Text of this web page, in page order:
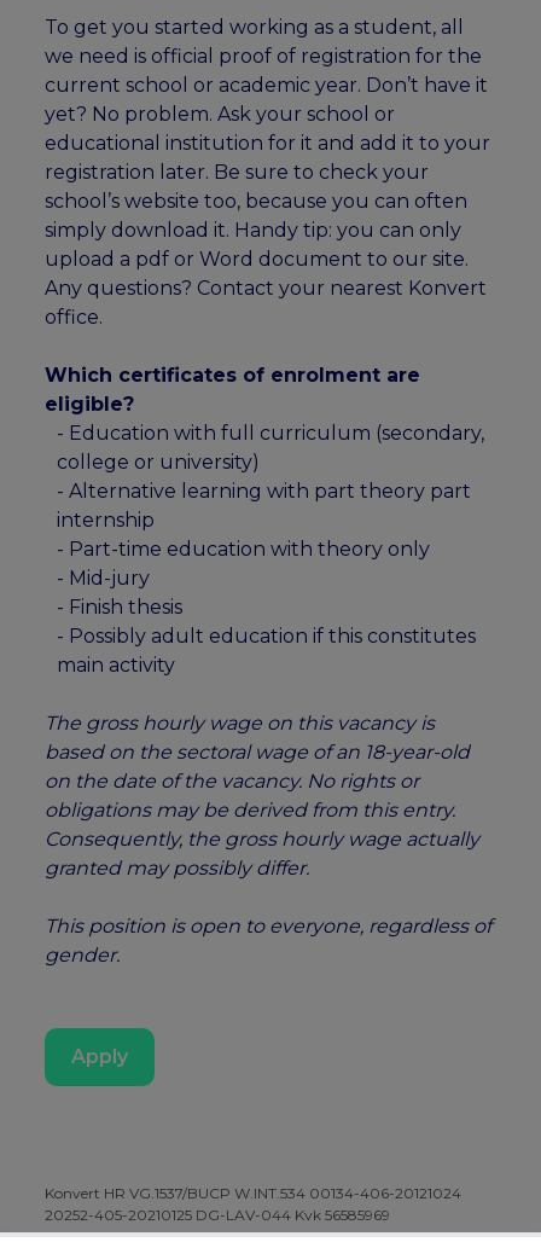
To get you started working as a student, all
we need is official proof of registration for the
current school or academic year. Don’t have it
yet? No problem. Ask your school or
educational institution for it and add it to your
registration later. Be sure to check your
school’s website too, because you can often
simply download it. Handy tip: you can only
upload a pdf or Word document to our site.
Any questions? Contact your nearest Konvert
office.
Which certificates of enrolment are
eligible?
- Education with full curriculum (secondary,
college or university)
- Alternative learning with part theory part
internship
- Part-time education with theory only
- Mid-jury
- Finish thesis
- Possibly adult education if this constitutes
main activity
The gross hourly wage on this vacancy is
based on the sectoral wage of an 18-year-old
on the date of the vacancy. No rights or
obligations may be derived from this entry.
Consequently, the gross hourly wage actually
granted may possibly differ.
This position is open to everyone, regardless of
gender.
Apply
Konvert HR VG.1537/BUCP W.INT.534 00134-406-20121024
20252-405-20210125 DG-LAV-044 Kvk 56585969